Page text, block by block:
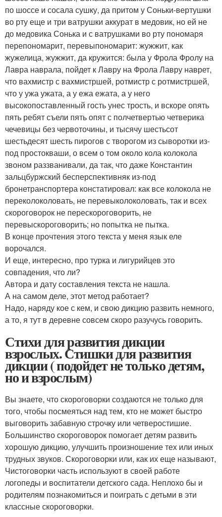
по шоссе и сосала сушку, да притом у Соньки-вертушки
во рту еще и три ватрушки аккурат в медовик, но ей не
до медовика Сонька и с ватрушками во рту пономаря
перепономарит, перевыпономарит: жужжит, как
жужелица, жужжит, да кружится: была у Фрола Фролу на
Лавра наврала, пойдет к Лавру на Фрола Лавру наврет,
что вахмистр с вахмистршей, ротмистр с ротмистршей,
что у ужа ужата, а у ежа ежата, а у него
высокопоставленный гость унес трость, и вскоре опять
пять ребят съели пять опят с полчетвертью четверика
чечевицы без червоточины, и тысячу шестьсот
шестьдесят шесть пирогов с творогом из сыворотки из-
под простокваши, о всем о том около кола колокола
звоном раззванивали, да так, что даже Константин
зальцбуржский бесперспективняк из-под
бронетранспортера констатировал: как все колокола не
переколоколовать, не перевыколоколовать, так и всех
скороговорок не перескороговорить, не
перевыскороговорить; но попытка не пытка.
В конце прочтения этого текста у меня язык еле
ворочался.
И еще, интересно, про турка и лигурийцев это
совпадения, что ли?
Автора и дату составления текста не нашла.
А на самом деле, этот метод работает?
Надо, наряду кое с кем, и свою дикцию развить немного,
а то, я тут в деревне совсем скоро разучусь говорить.
Стихи для развития дикции
взрослых. Стишки для развития
дикции ( подойдет не только детям,
но и взрослым)
Вы знаете, что скороговорки создаются не только для
того, чтобы посмеяться над тем, кто не может быстро
выговорить забавную строчку или четверостишие.
Большинство скороговорок помогает детям развить
хорошую дикцию, улучшить произношение тех или иных
трудных звуков. Скороговорки или, как их еще называют,
Чистоговорки часть используют в своей работе
логопеды и воспитатели детского сада. Неплохо бы и
родителям познакомиться и поиграть с детьми в эти
классные скороговорки.